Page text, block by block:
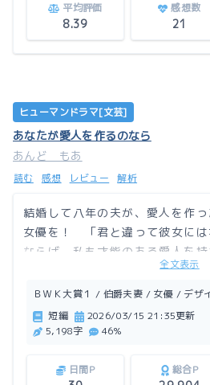
平均評価
8.39
感想数
21
ヒューマンドラマ[文芸]
あなたが愛人を作るのなら
あんど もあ
読む 感想 レビュー 解析
結婚して八年の夫が、愛人を作
女優を！ 「君と違って彼女には
ならば、私も才能のある愛人を
う。愛人の才能を花開かせる事
この作品はアルファポリスにも掲
全文表示
ＢＷＫ大賞１ / 伯爵夫妻 / 女優 / デザ
短編
2026/03/15 21:35更新
5,198字
46%
日間P 総合P